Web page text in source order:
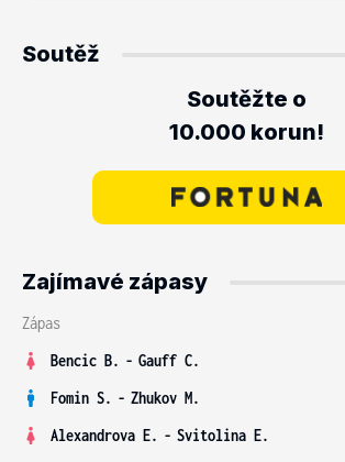
Soutěž
Soutěžte o
10.000 korun!
Zajímavé zápasy
Zápas
Bencic B. - Gauff C.
Fomin S. - Zhukov M.
Alexandrova E. - Svitolina E.